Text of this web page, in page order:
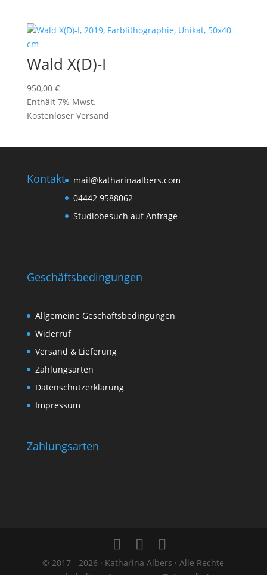
Wald X(D)-I
950,00 €
Enthält 7% Mwst.
Kostenloser Versand
Kontakt
mail@katharinaalbers.com
04442 9588062
Studiobesuch auf Anfrage
Geschäftsbedingungen
Allgemeine Geschäftsbedingungen
Widerruf
Versand & Lieferung
Zahlungsarten
Datenschutzerklärung
Impressum
Zahlungsarten
© 2017 - 2026 · Katharina Albers · Alle Rechte